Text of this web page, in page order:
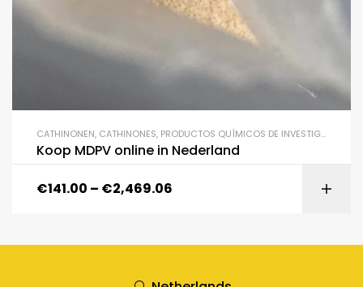
CATHINONEN, CATHINONES, PRODUCTOS QUÍMICOS DE INVESTIGACIÓN
Koop MDPV online in Nederland
€141.00 – €2,469.06